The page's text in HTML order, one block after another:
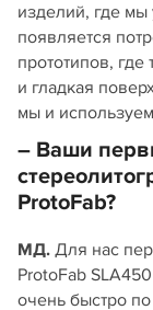
изделий, где
появляется
прототипов,
и гладкая
мы и
– Ваши
ProtoFab?
МД. Для нас
ProtoFab
очень быстро